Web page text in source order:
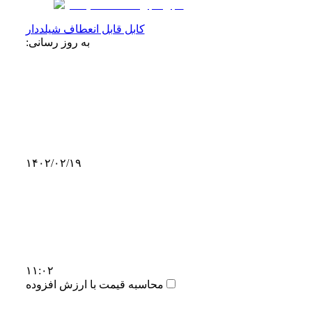
کابل قابل انعطاف شیلددار
به روز رسانی:
۱۴۰۲/۰۲/۱۹
۱۱:۰۲
محاسبه قیمت با ارزش افزوده